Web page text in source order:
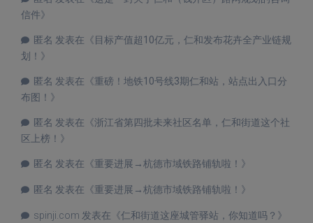
信件》
匿名 发表在《目标产值超10亿元，仁和发布花卉全产业链规
划！ 》
匿名 发表在《重磅！地铁10号线3期仁和站，站点出入口分
布图！ 》
匿名 发表在《浙江省第四批未来社区名单，仁和街道这个社
区上榜！ 》
匿名 发表在《重要进展→杭德市域铁路铺轨啦！ 》
匿名 发表在《重要进展→杭德市域铁路铺轨啦！ 》
spinji.com 发表在《仁和街道这座城管驿站，你知道吗？ 》